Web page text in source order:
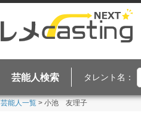
芸能人検索 タレント名：
芸能人一覧 > 小池 友理子